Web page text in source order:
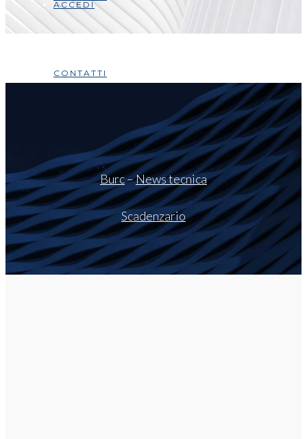
ACCEDI
CONTATTI
Burc–News tecnica
Scadenzario